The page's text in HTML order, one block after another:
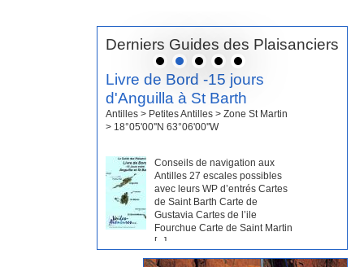
Derniers Guides des Plaisanciers
Livre de Bord -15 jours
d'Anguilla à St Barth
Antilles > Petites Antilles > Zone St Martin
> 18°05'00''N 63°06'00''W
Conseils de navigation aux
Antilles 27 escales possibles
avec leurs WP d’entrés Cartes
de Saint Barth Carte de
Gustavia Cartes de l’ile
Fourchue Carte de Saint Martin
[...]